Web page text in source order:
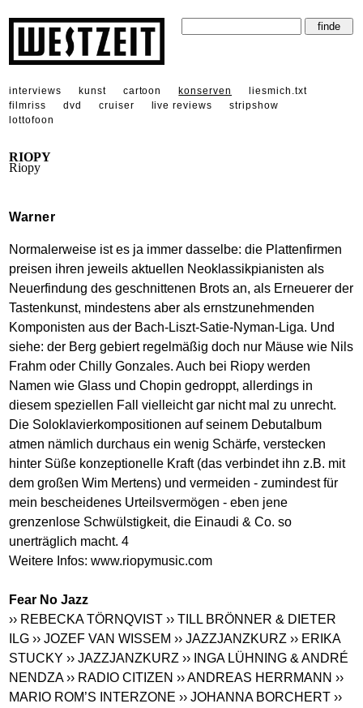
interviews kunst cartoon konserven
liesmich.txt
filmriss
dvd cruiser live reviews
stripshow
lottofoon
RIOPY
Riopy
Warner
Normalerweise ist es ja immer dasselbe: die Plattenfirmen
preisen ihren jeweils aktuellen Neoklassikpianisten als
Neuerfindung des geschnittenen Brots an, als Erneuerer der
Tastenkunst, mindestens aber als ernstzunehmenden
Komponisten aus der Bach-Liszt-Satie-Nyman-Liga. Und
siehe: der Berg gebiert regelmäßig doch nur Mäuse wie Nils
Frahm oder Chilly Gonzales. Auch bei Riopy werden
Namen wie Glass und Chopin gedroppt, allerdings in
diesem speziellen Fall vielleicht gar nicht mal zu unrecht.
Die Soloklavierkompositionen auf seinem Debutalbum
atmen nämlich durchaus ein wenig Schärfe, verstecken
hinter Süße konzeptionelle Kraft (das verbindet ihn z.B. mit
dem großen Wim Mertens) und vermeiden - zumindest für
mein bescheidenes Urteilsvermögen - eben jene
grenzenlose Schwülstigkeit, die Einaudi & Co. so
unerträglich macht. 4
Weitere Infos:www.riopymusic.com
Fear No Jazz
›› REBECKA TÖRNQVIST ›› TILL BRÖNNER & DIETER
ILG ›› JOZEF VAN WISSEM ›› JAZZJANZKURZ ›› ERIKA
STUCKY ›› JAZZJANZKURZ ›› INGA LÜHNING & ANDRÉ
NENDZA ›› RADIO CITIZEN ›› ANDREAS HERRMANN ››
MARIO ROM’S INTERZONE ›› JOHANNA BORCHERT ››